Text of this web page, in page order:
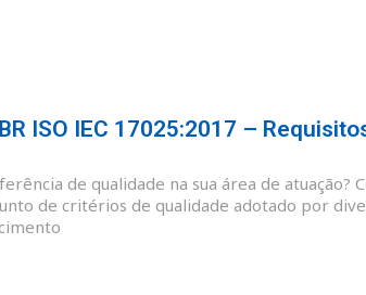
ISO IEC 17025:2017 –
de qualidade na sua área de atuação?
de critérios de qualidade adotado por